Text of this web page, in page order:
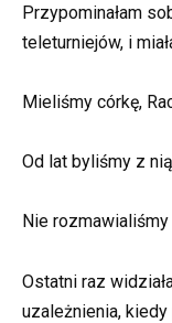
Przypominałam
teleturniejów, i
Mieliśmy córkę,
Od lat byliśmy z
Nie
Ostatni raz
uzależnienia, kiedy